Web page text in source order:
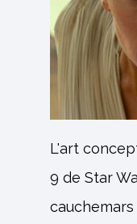
L'art
9 de Star
cauchemars